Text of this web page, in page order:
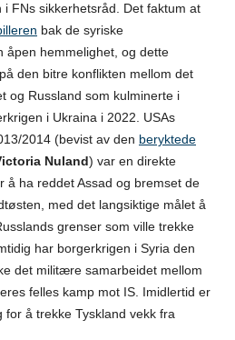
FNs sikkerhetsråd. Det faktum at
bak de syriske
åpen hemmelighet, og dette
den bitre konflikten mellom det
og Russland som kulminerte i
i Ukraina i 2022. USAs
2014 (bevist av den beryktede
Nuland) var en direkte
å ha reddet Assad og bremset de
med det langsiktige målet å
grenser som ville trekke
har borgerkrigen i Syria den
det militære samarbeidet mellom
felles kamp mot IS. Imidlertid er
for å trekke Tyskland vekk fra